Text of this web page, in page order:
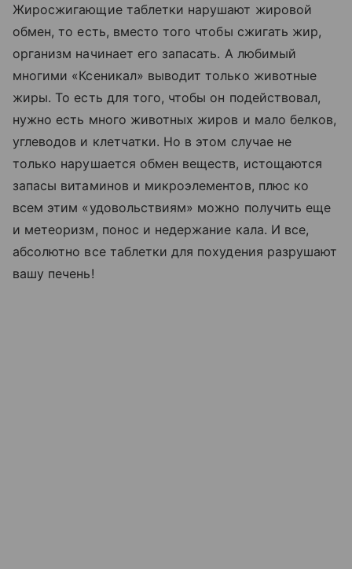
Жиросжигающие таблетки нарушают жировой
обмен, то есть, вместо того чтобы сжигать жир,
организм начинает его запасать. А любимый
многими «Ксеникал» выводит только животные
жиры. То есть для того, чтобы он подействовал,
нужно есть много животных жиров и мало белков,
углеводов и клетчатки. Но в этом случае не
только нарушается обмен веществ, истощаются
запасы витаминов и микроэлементов, плюс ко
всем этим «удовольствиям» можно получить еще
и метеоризм, понос и недержание кала. И все,
абсолютно все таблетки для похудения разрушают
вашу печень!